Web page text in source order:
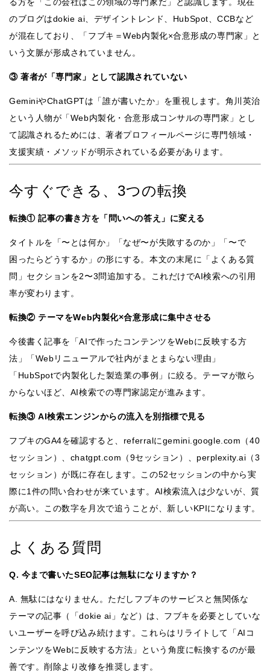
のブログはdokie ai、デザイントレンド、HubSpot、CCBなど
が混在しており、「フブキ＝Web内製化×合意形成の専門家」と
いう文脈が形成されていません。
③ 著者が「専門家」として認識されていない
GeminiやChatGPTは「誰が書いたか」を重視します。角川英治
という人物が「Web内製化・合意形成コンサルの専門家」とし
て認識されるためには、著者プロフィールページに専門領域・
支援実績・メソッドが明示されている必要があります。
今すぐできる、3つの転換
転換① 記事の書き方を「問いへの答え」に変える
タイトルを「〜とは何か」「なぜ〜が失敗するのか」「〜で
困ったらどうするか」の形にする。本文の末尾に「よくある質
問」セクションを2〜3問追加する。これだけでAI検索への引用
率が変わります。
転換② テーマをWeb内製化×合意形成に集中させる
今後書く記事を「AIで作ったコンテンツをWebに反映する方
法」「Webリニューアルで社内がまとまらない理由」
「HubSpotで内製化した製造業の事例」に絞る。テーマが散ら
からないほど、AI検索での専門家認定が進みます。
転換③ AI検索エンジンからの流入を別指標で見る
フブキのGA4を確認すると、referralにgemini.google.com（40
セッション）、chatgpt.com（9セッション）、perplexity.ai（3
セッション）が既に存在します。この52セッションの中から実
際に1件の問い合わせが来ています。AI検索流入は少ないが、質
が高い。この数字を月次で追うことが、新しいKPIになります。
よくある質問
Q. 今まで書いたSEO記事は無駄になりますか？
A. 無駄にはなりません。ただしフブキのサービスと無関係な
テーマの記事（「dokie ai」など）は、フブキを必要としていな
いユーザーを呼び込み続けます。これらはリライトして「AIコ
ンテンツをWebに反映する方法」という角度に転換するのが最
善です。削除より改修を推奨します。